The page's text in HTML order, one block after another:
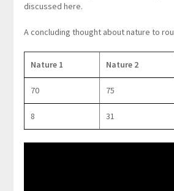
discussed here.
A concluding thought about nature to
Nature 1 Nature 2
70 75
8 31